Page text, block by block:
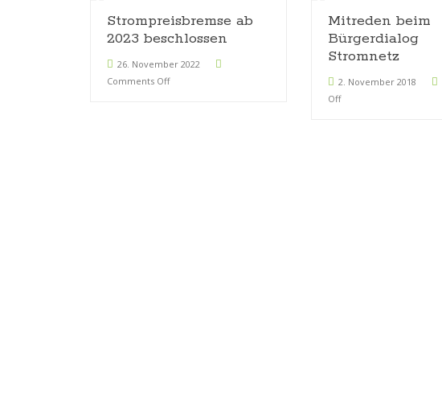
Strompreisbremse ab
2023 beschlossen
26. November 2022
Comments Off
Mitreden beim
Bürgerdialog
Stromnetz
2. November 2018
Off